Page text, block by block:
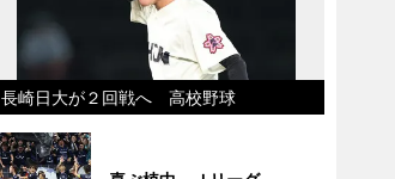
長崎日大が２回戦へ 高校野球